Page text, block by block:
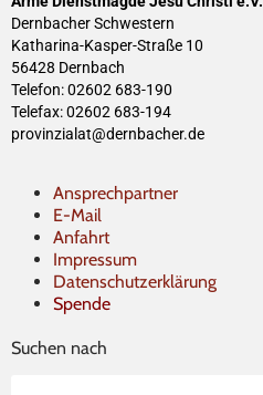
Dernbacher Schwestern
Katharina-Kasper-Straße 10
56428 Dernbach
Telefon: 02602 683-190
Telefax: 02602 683-194
provinzialat@dernbacher.de
Ansprechpartner
E-Mail
Anfahrt
Impressum
Datenschutzerklärung
Spende
Suchen nach